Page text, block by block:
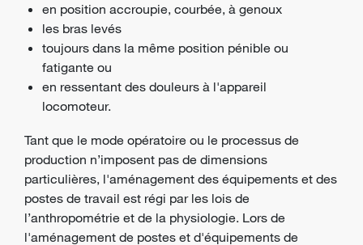
en position accroupie, courbée, à genoux
les bras levés
toujours dans la même position pénible ou
fatigante ou
en ressentant des douleurs à l'appareil
locomoteur.
Tant que le mode opératoire ou le processus de
production n’imposent pas de dimensions
particulières, l'aménagement des équipements et des
postes de travail est régi par les lois de
l’anthropométrie et de la physiologie. Lors de
l'aménagement de postes et d'équipements de